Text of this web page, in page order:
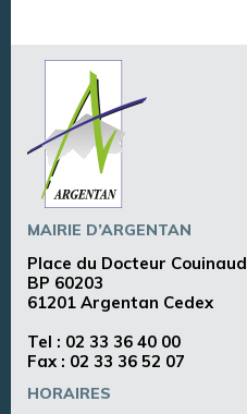
MAIRIE D’ARGENTAN
Place du Docteur Couinaud
BP 60203
61201 Argentan Cedex
Tel : 02 33 36 40 00
Fax : 02 33 36 52 07
HORAIRES